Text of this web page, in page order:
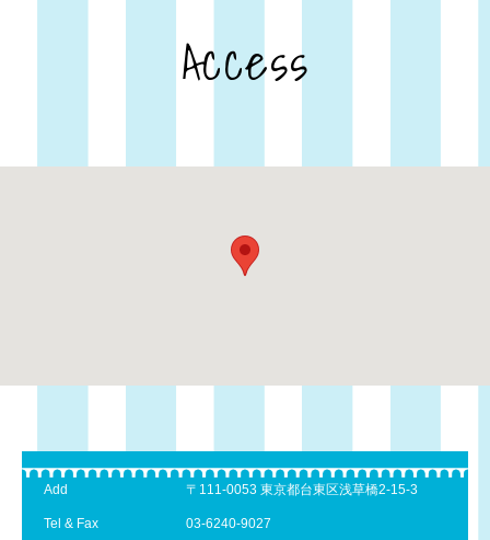
Access
Add 〒111-0053 東京都台東区浅草橋2-15-3
Tel & Fax 03-6240-9027